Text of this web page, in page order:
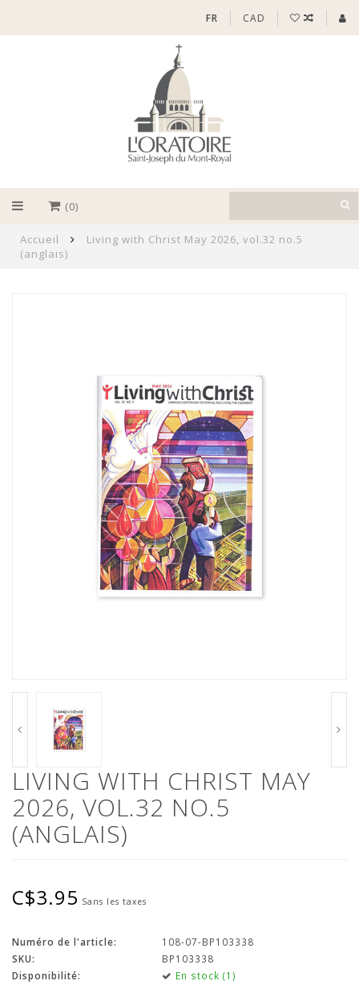
FR CAD
(0)
Accueil
Living with Christ May 2026, vol.32 no.5
(anglais)
LIVING WITH CHRIST MAY
2026, VOL.32 NO.5
(ANGLAIS)
C$3.95 Sans les taxes
Numéro de l'article:
108-07-BP103338
SKU:
BP103338
Disponibilité:
En stock (1)